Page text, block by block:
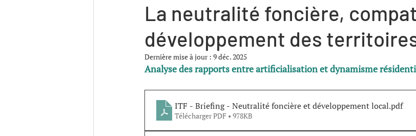
La neutralité foncière,
développement des
Dernière mise à jour : 9 déc. 2025
Analyse des rapports entre artificialisation et dynamisme
ITF - Briefing - Neutralité foncière et développement local.pdf
Télécharger PDF • 978KB